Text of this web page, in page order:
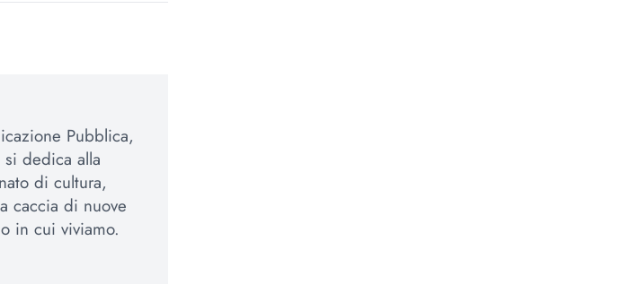
Pubblica,
dedica alla
di cultura,
caccia di nuove
in cui viviamo.